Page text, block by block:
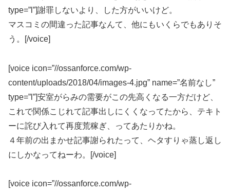
type=”l”]謝罪しないより、した方がいいけど。
マスコミの間違った記事なんて、他にもいくらでもありそ
う。[/voice]
[voice icon=”//ossanforce.com/wp-
content/uploads/2018/04/images-4.jpg” name=”名前なし”
type=”l”]安室がらみの需要がこの先高くなる一方だけど、
これで関係こじれて記事出しにくくなってたから、テキト
ーに詫び入れて再度荒稼ぎ、ってあたりかね。
４年前の出まかせ記事謝られたって、ヘタすりゃ蒸し返し
にしかなってねーわ。[/voice]
[voice icon=”//ossanforce.com/wp-